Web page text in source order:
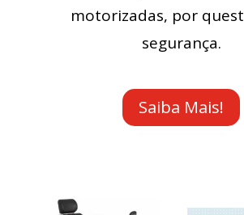
motorizadas, por
segurança.
Saiba Mais!